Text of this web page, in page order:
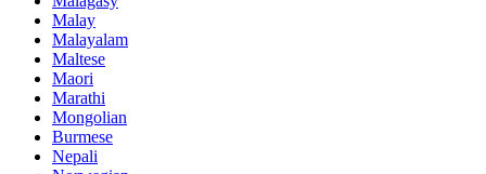
Malay
Malayalam
Maltese
Maori
Marathi
Mongolian
Burmese
Nepali